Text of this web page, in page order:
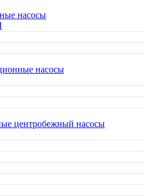
насосы
насосы
центробежный насосы